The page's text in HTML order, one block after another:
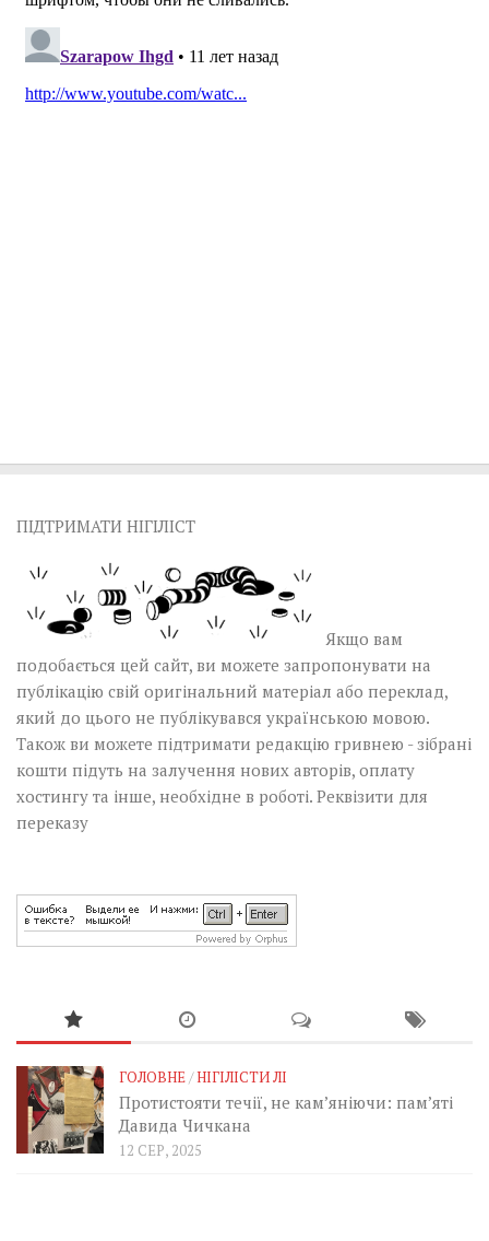
ПІДТРИМАТИ НІГІЛІСТ
Якщо вам
подобається цей сайт, ви можете запропонувати на
публікацію свій оригінальний матеріал або переклад,
який до цього не публікувався українською мовою.
Також ви можете підтримати редакцію гривнею - зібрані
кошти підуть на залучення нових авторів, оплату
хостингу та інше, необхідне в роботі. Реквізити для
переказу
ГОЛОВНЕ/НІГІЛІСТИ ЛІ
Протистояти течії, не кам’яніючи: пам’яті
Давида Чичкана
12 СЕР, 2025